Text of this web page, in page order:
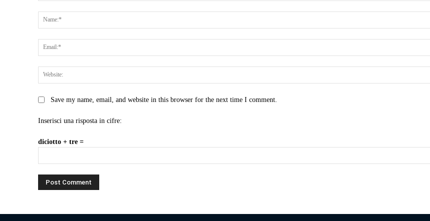
Save my name, email, and website in this browser for the next time I comment.
Inserisci una risposta in cifre:
diciotto + tre =